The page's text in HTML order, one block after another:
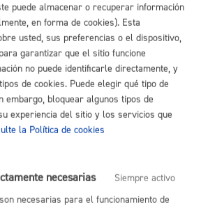
con Consumo y
la Escuela de Naturaleza
ONLINE
PRESENCIAL
TELÉFONO
a la finca de Artikutza
puede almacenar o recuperar información
en forma de cookies). Esta
usted, sus preferencias o el dispositivo,
garantizar que el sitio funcione
no puede identificarle directamente, y
de cookies. Puede elegir qué tipo de
embargo, bloquear algunos tipos de
experiencia del sitio y los servicios que
la Política de cookies
necesarias
Siempre activo
necesarias para el funcionamiento de